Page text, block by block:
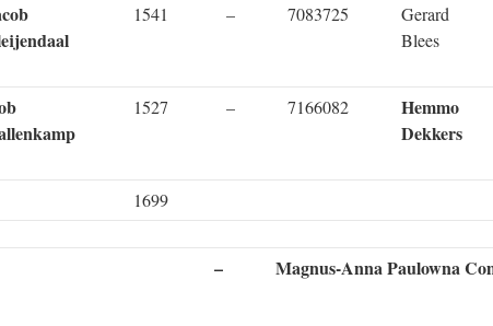
1541 – 7083725
Gerard
Blees
1527 – 7166082
Hemmo
Dekkers
1699
– Magnus-Anna Paulowna